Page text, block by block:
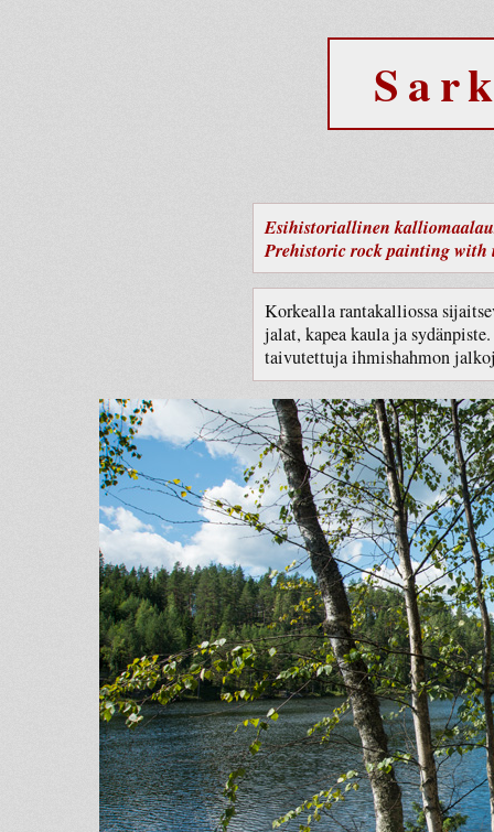
Esihistoriallinen
Prehistoric rock painting with
Korkealla rantakalliossa
jalat, kapea kaula ja
taivutettuja ihmishahmon